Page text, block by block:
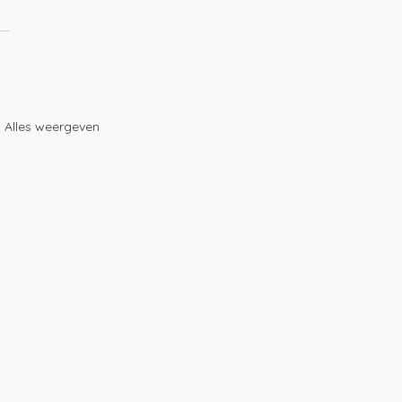
Alles weergeven